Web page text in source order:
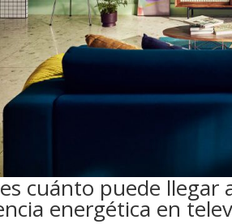
cuánto puede llegar
energética en